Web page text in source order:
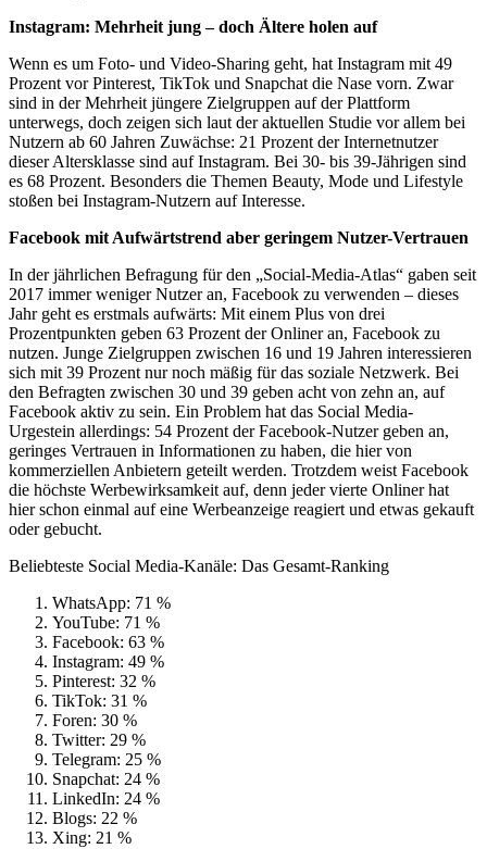
Instagram: Mehrheit jung – doch Ältere holen auf
Wenn es um Foto- und Video-Sharing geht, hat Instagram mit 49
Prozent vor Pinterest, TikTok und Snapchat die Nase vorn. Zwar
sind in der Mehrheit jüngere Zielgruppen auf der Plattform
unterwegs, doch zeigen sich laut der aktuellen Studie vor allem bei
Nutzern ab 60 Jahren Zuwächse: 21 Prozent der Internetnutzer
dieser Altersklasse sind auf Instagram. Bei 30- bis 39-Jährigen sind
es 68 Prozent. Besonders die Themen Beauty, Mode und Lifestyle
stoßen bei Instagram-Nutzern auf Interesse.
Facebook mit Aufwärtstrend aber geringem Nutzer-Vertrauen
In der jährlichen Befragung für den „Social-Media-Atlas“ gaben seit
2017 immer weniger Nutzer an, Facebook zu verwenden – dieses
Jahr geht es erstmals aufwärts: Mit einem Plus von drei
Prozentpunkten geben 63 Prozent der Onliner an, Facebook zu
nutzen. Junge Zielgruppen zwischen 16 und 19 Jahren interessieren
sich mit 39 Prozent nur noch mäßig für das soziale Netzwerk. Bei
den Befragten zwischen 30 und 39 geben acht von zehn an, auf
Facebook aktiv zu sein. Ein Problem hat das Social Media-
Urgestein allerdings: 54 Prozent der Facebook-Nutzer geben an,
geringes Vertrauen in Informationen zu haben, die hier von
kommerziellen Anbietern geteilt werden. Trotzdem weist Facebook
die höchste Werbewirksamkeit auf, denn jeder vierte Onliner hat
hier schon einmal auf eine Werbeanzeige reagiert und etwas gekauft
oder gebucht.
Beliebteste Social Media-Kanäle: Das Gesamt-Ranking
WhatsApp: 71 %
YouTube: 71 %
Facebook: 63 %
Instagram: 49 %
Pinterest: 32 %
TikTok: 31 %
Foren: 30 %
Twitter: 29 %
Telegram: 25 %
Snapchat: 24 %
LinkedIn: 24 %
Blogs: 22 %
Xing: 21 %